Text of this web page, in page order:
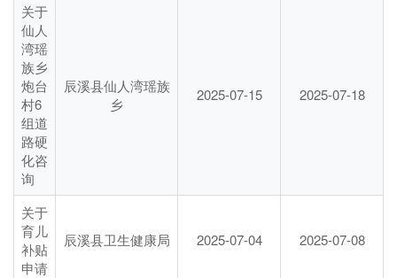
关于
仙人
湾瑶
族乡
炮台
村6
组道
路硬
化咨
询
辰溪县仙人湾瑶族
乡
2025-07-15 2025-07-18
关于
育儿
补贴
申请
辰溪县卫生健康局 2025-07-04 2025-07-08